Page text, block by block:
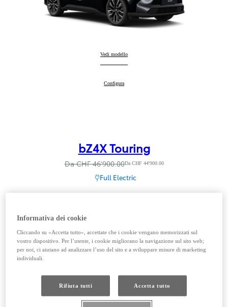
bZ4X:
Vedi modello
bZ4X:
Configura
bZ4X Touring
Da CHF 46'900.00Da CHF 44'900.00
Full Electric
Informativa dei cookie
Cliccando su «Accetta tutto», accettate che i cookie vengano memorizzati sul
vostro dispositivo. Per l’utente, i cookie migliorano la navigazione sul sito web;
per noi, ci aiutano ad analizzare l’uso del sito e a sviluppare misure di marketing
individuali.
Rifiuta tutti Accetta tutto